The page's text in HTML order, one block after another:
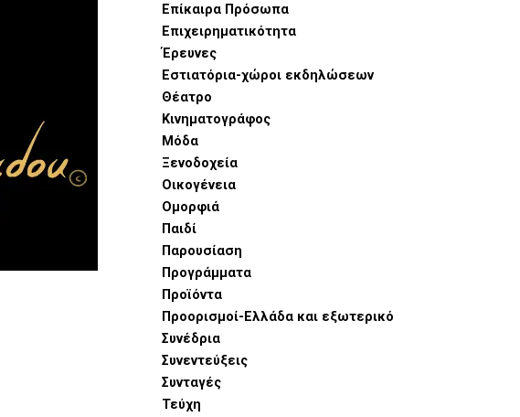
Επίκαιρα Πρόσωπα
Επιχειρηματικότητα
Έρευνες
Εστιατόρια-χώροι εκδηλώσεων
Θέατρο
Κινηματογράφος
Μόδα
Ξενοδοχεία
Οικογένεια
Ομορφιά
Παιδί
Παρουσίαση
Προγράμματα
Προϊόντα
Προορισμοί-Ελλάδα και εξωτερικό
Συνέδρια
Συνεντεύξεις
Συνταγές
Τεύχη